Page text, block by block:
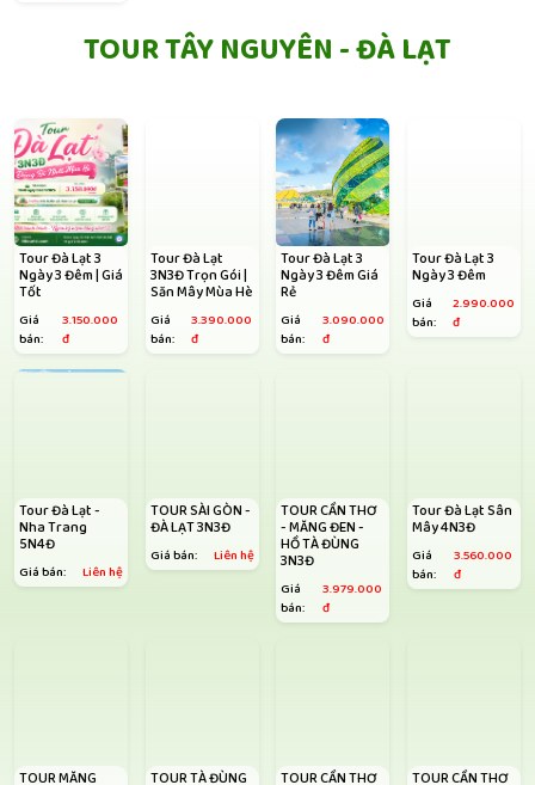
TOUR TÂY NGUYÊN - ĐÀ LẠT
Tour Đà Lạt 3
Ngày 3 Đêm | Giá
Tốt
Giá
bán:
3.150.000
đ
Tour Đà Lạt
3N3Đ Trọn Gói |
Săn Mây Mùa Hè
Giá
bán:
3.390.000
đ
Tour Đà Lạt 3
Ngày 3 Đêm Giá
Rẻ
Giá
bán:
3.090.000
đ
Tour Đà Lạt 3
Ngày 3 Đêm
Giá
bán:
2.990.000
đ
Tour Đà Lạt -
Nha Trang
5N4Đ
Giá bán: Liên hệ
TOUR SÀI GÒN -
ĐÀ LẠT 3N3Đ
Giá bán: Liên hệ
TOUR CẦN THƠ
- MĂNG ĐEN -
HỒ TÀ ĐÙNG
3N3Đ
Giá
bán:
3.979.000
đ
Tour Đà Lạt Sân
Mây 4N3Đ
Giá
bán:
3.560.000
đ
TOUR MĂNG TOUR TÀ ĐÙNG TOUR CẦN THƠ TOUR CẦN THƠ